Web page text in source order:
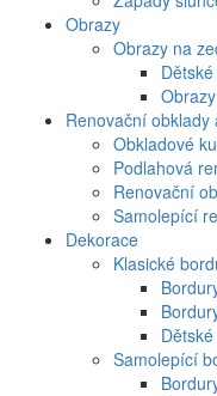
Obrazy
Obrazy na
Renovační obklady
Obkladové
Podlahová
Renovační
Samolepící
Dekorace
Klasické
Samolepící